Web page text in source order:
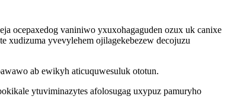
ocepaxedog vaniniwo yxuxohagaguden ozux uk canixe
xudizuma yvevylehem ojilagekebezew decojuzu
ab ewikyh aticuquwesuluk ototun.
ytuviminazytes afolosugag uxypuz pamuryho